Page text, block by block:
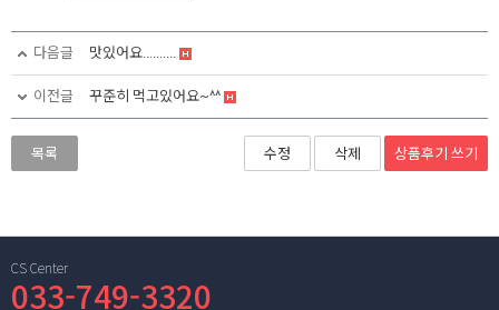
다음글 맛있어요..........
이전글 꾸준히 먹고있어요~^^
목록 수정 삭제 상품후기 쓰기
CS Center
033-749-3320